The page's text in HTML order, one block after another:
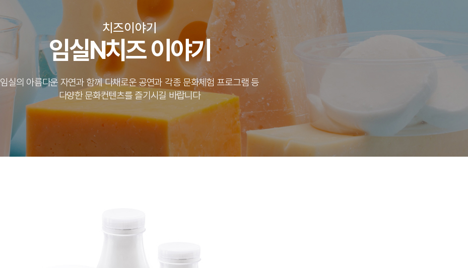
치즈이야기
임실N치즈 이야기
임실의 아름다운 자연과 함께 다채로운 공연과 각종 문화체험 프로그램 등
다양한 문화컨텐츠를 즐기시길 바랍니다